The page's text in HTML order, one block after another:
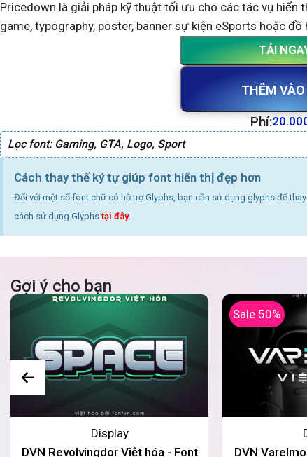
Pricedown là giải pháp kỹ thuật tối ưu cho các tác vụ hiển
game, typography, poster, banner sự kiện eSports hoặc
THÊM VÀO
TẢI
Phí:
Lọc font: Gaming, GTA, Logo, Sport
Cách thay thế ký tự giúp font hiển thị đẹp hơn
Đối với một số font chữ có hỗ trợ Glyphs, bạn cần sử dụng glyphs để
cách sử dụng Glyphs tại đây.
Gợi ý cho bạn
Display
DVN Revolvingdor Việt hóa - Font
Sale 50%
DVN